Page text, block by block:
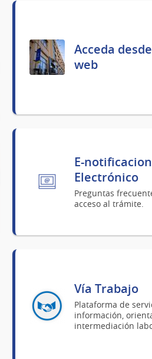
Acceda
web
E-
Electrónico
Preguntas
acceso al trámite.
Vía Trabajo
Plataforma de
información,
intermediación